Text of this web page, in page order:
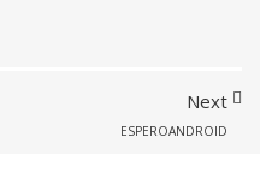
Next
ESPEROANDROID